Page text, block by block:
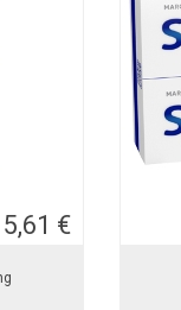
5,61 €